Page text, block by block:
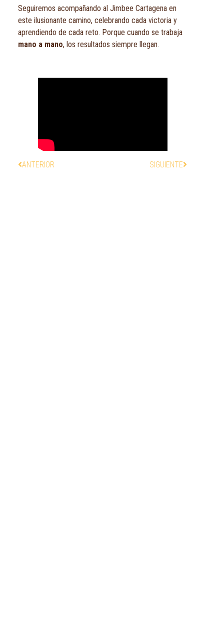
Seguiremos acompañando al Jimbee Cartagena en
este ilusionante camino, celebrando cada victoria y
aprendiendo de cada reto. Porque cuando se trabaja
mano a mano, los resultados siempre llegan.
ANTERIOR SIGUIENTE